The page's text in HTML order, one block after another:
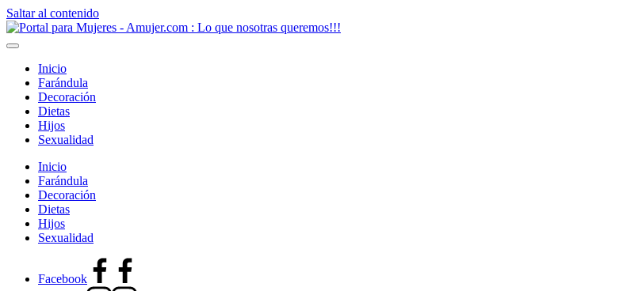
Saltar al contenido
Inicio
Farándula
Decoración
Dietas
Hijos
Sexualidad
Inicio
Farándula
Decoración
Dietas
Hijos
Sexualidad
Facebook